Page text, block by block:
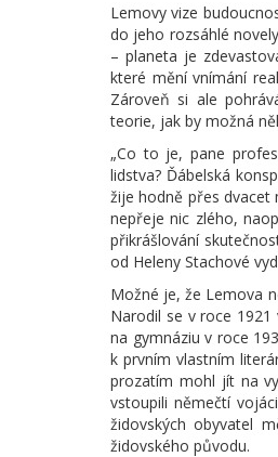
Lemovy vize
do jeho rozsáhlé novely
– planeta je
které mění vnímání
Zároveň si ale
teorie, jak by možná
„Co to je, pane
lidstva? Ďábelská
žije hodně přes
nepřeje nic zlého,
přikrášlování
od Heleny Stachové
Možné je, že Lemova
Narodil se v roce
na gymnáziu v roce
k prvním vlastním
prozatím mohl jít na
vstoupili němečtí
židovských obyvatel
židovského původu.